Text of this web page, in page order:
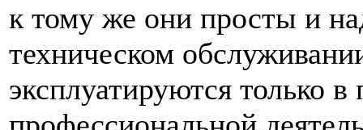
к тому же они просты и
техническом
эксплуатируются только